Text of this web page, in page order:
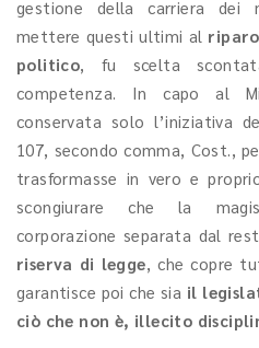
gestione della carriera dei
mettere questi ultimi al
politico, fu scelta
competenza. In capo al
conservata solo l’iniziativa
107, secondo comma, Cost.,
trasformasse in vero e
scongiurare che la
corporazione separata dal
riserva di legge, che copre
garantisce poi che sia il
ciò che non è, illecito